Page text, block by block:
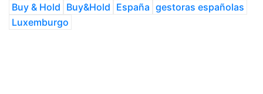
Buy & Hold Buy&Hold España gestoras españolas
Luxemburgo